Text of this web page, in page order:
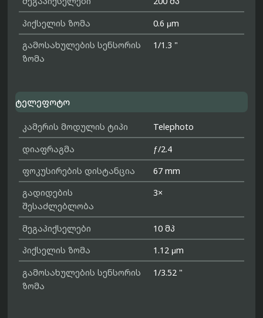
პიქსელის ზომა
0.6 μm
გამოსახულების სენსორის
ზომა
1/1.3 "
ტელეფოტო
კამერის მოდულის ტიპი
Telephoto
დიაფრაგმა
ƒ/2.4
ფოკუსირების დისტანცია
67 mm
გადიდების
შესაძლებლობა
3×
მეგაპიქსელები
10 მპ
პიქსელის ზომა
1.12 μm
გამოსახულების სენსორის
ზომა
1/3.52 "